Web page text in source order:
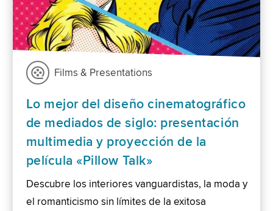
Films & Presentations
Lo mejor del diseño cinematográfico
de mediados de siglo: presentación
multimedia y proyección de la
película «Pillow Talk»
Descubre los interiores vanguardistas, la moda y
el romanticismo sin límites de la exitosa